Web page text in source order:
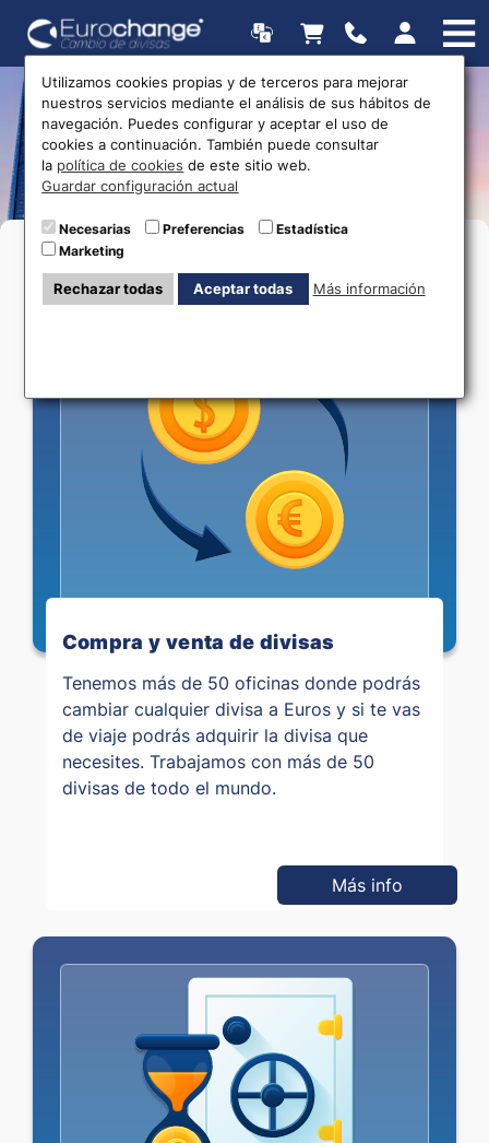
Servicios de cambio de
divisas
Comprueba los servicios disponibles en tu oficina
más cercana.
Compra y venta de divisas
Tenemos más de 50 oficinas donde podrás
cambiar cualquier divisa a Euros y si te vas
de viaje podrás adquirir la divisa que
necesites. Trabajamos con más de 50
divisas de todo el mundo.
Más info
Utilizamos cookies propias y de terceros para mejorar
nuestros servicios mediante el análisis de sus hábitos de
navegación. Puedes configurar y aceptar el uso de
cookies a continuación. También puede consultar
la política de cookies de este sitio web.
Guardar configuración actual
Necesarias Preferencias
Estadística
Marketing
Rechazar todas Aceptar todas Más información